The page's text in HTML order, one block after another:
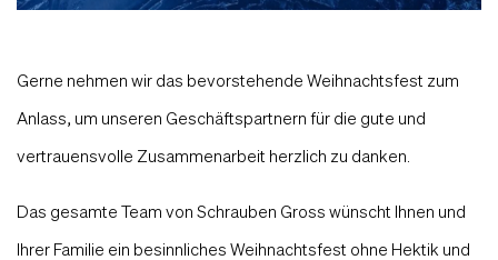
Gerne nehmen wir das bevorstehende Weihnachtsfest zum
Anlass, um unseren Geschäftspartnern für die gute und
vertrauensvolle Zusammenarbeit herzlich zu danken.
Das gesamte Team von Schrauben Gross wünscht Ihnen und
Ihrer Familie ein besinnliches Weihnachtsfest ohne Hektik und